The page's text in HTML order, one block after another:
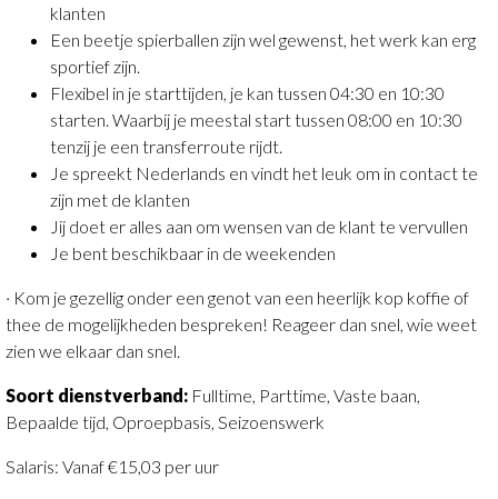
klanten
Een beetje spierballen zijn wel gewenst, het werk kan erg
sportief zijn.
Flexibel in je starttijden, je kan tussen 04:30 en 10:30
starten. Waarbij je meestal start tussen 08:00 en 10:30
tenzij je een transferroute rijdt.
Je spreekt Nederlands en vindt het leuk om in contact te
zijn met de klanten
Jij doet er alles aan om wensen van de klant te vervullen
Je bent beschikbaar in de weekenden
· Kom je gezellig onder een genot van een heerlijk kop koffie of
thee de mogelijkheden bespreken! Reageer dan snel, wie weet
zien we elkaar dan snel.
Soort dienstverband: Fulltime, Parttime, Vaste baan,
Bepaalde tijd, Oproepbasis, Seizoenswerk
Salaris: Vanaf €15,03 per uur